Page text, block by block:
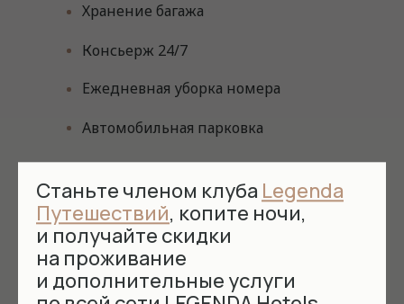
Доставка
еды
Мини-холодильник
Платные
Автомобильная парковка
Ежедневная уборка номера
Консьерж 24/7
Хранение багажа
Станьте членом клуба Legenda
Путешествий, копите ночи,
и получайте скидки
на проживание
и дополнительные услуги